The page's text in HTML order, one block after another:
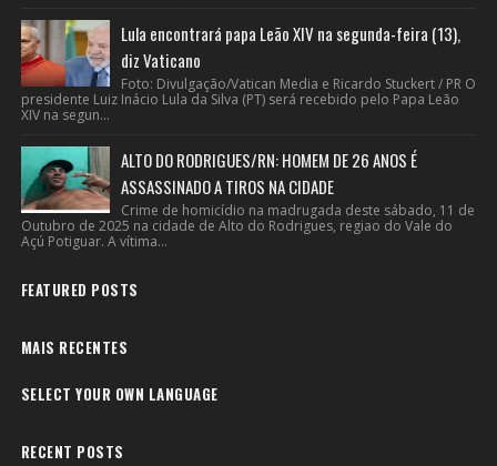
Lula encontrará papa Leão XIV na segunda-feira (13),
diz Vaticano
Foto: Divulgação/Vatican Media e Ricardo Stuckert / PR O
presidente Luiz Inácio Lula da Silva (PT) será recebido pelo Papa Leão
XIV na segun...
ALTO DO RODRIGUES/RN: HOMEM DE 26 ANOS É
ASSASSINADO A TIROS NA CIDADE
Crime de homicídio na madrugada deste sábado, 11 de
Outubro de 2025 na cidade de Alto do Rodrigues, regiao do Vale do
Açú Potiguar. A vítima...
FEATURED POSTS
MAIS RECENTES
SELECT YOUR OWN LANGUAGE
RECENT POSTS